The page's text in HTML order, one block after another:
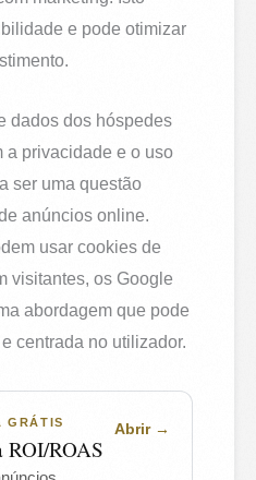
e pode otimizar
dados dos hóspedes
a privacidade e o uso
ser uma questão
anúncios online.
usar cookies de
visitantes, os Google
abordagem que pode
centrada no utilizador.
GRÁTIS
ROI/ROAS
Abrir